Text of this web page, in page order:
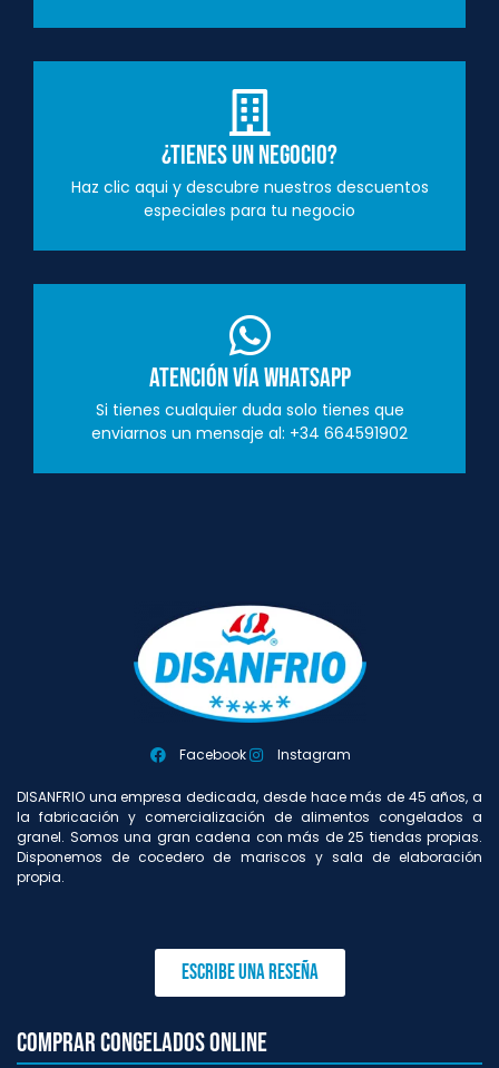
¿Tienes un negocio?
Haz clic aqui y descubre nuestros descuentos
especiales para tu negocio
Atención vía Whatsapp
Si tienes cualquier duda solo tienes que
enviarnos un mensaje al: +34 664591902
Facebook Instagram
DISANFRIO una empresa dedicada, desde hace más de 45 años, a
la fabricación y comercialización de alimentos congelados a
granel. Somos una gran cadena con más de 25 tiendas propias.
Disponemos de cocedero de mariscos y sala de elaboración
propia.
Escribe una reseña
Comprar congelados online